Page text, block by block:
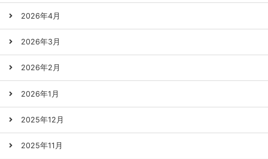
2026年4月
2026年3月
2026年2月
2026年1月
2025年12月
2025年11月